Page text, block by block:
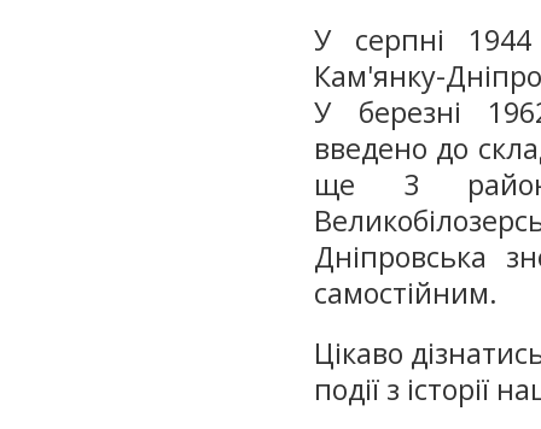
У серпні 1944
Кам'янку-
У березні
введено до
ще 3
Дніпровська
самостійним.
Цікаво
події з історії